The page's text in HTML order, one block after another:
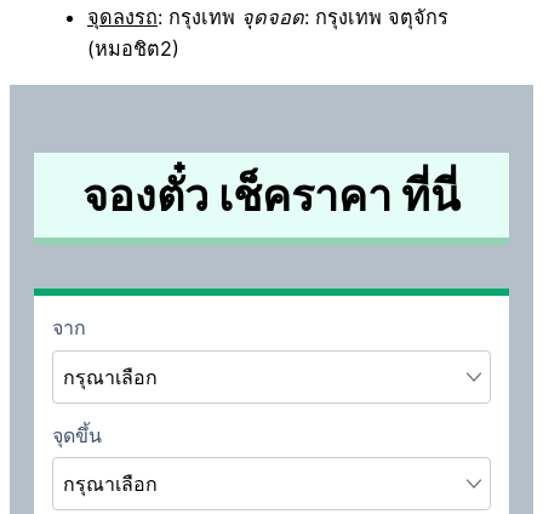
จุดลงรถ: กรุงเทพ จุดจอด: กรุงเทพ จตุจักร
(หมอชิต2)
จองตั๋ว เช็คราคา ที่นี่